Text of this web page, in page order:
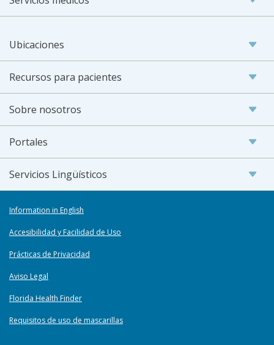
Ubicaciones
Recursos para pacientes
Sobre nosotros
Portales
Servicios Lingüísticos
Information in English
Accesibilidad y Facilidad de Uso
Prácticas de Privacidad
Aviso Legal
Florida Health Finder
Requisitos de uso de mascarillas